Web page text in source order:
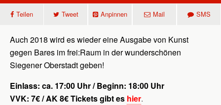
Teilen Tweet Anpinnen Mail SMS
Auch 2018 wird es wieder eine Ausgabe von Kunst
gegen Bares im frei:Raum in der wunderschönen
Siegener Oberstadt geben!
Einlass: ca. 17:00 Uhr / Beginn: 18:00 Uhr
VVK: 7€ / AK 8€ Tickets gibt es hier.